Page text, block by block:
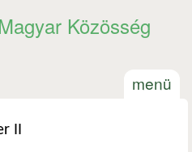
Közösség
menü
II